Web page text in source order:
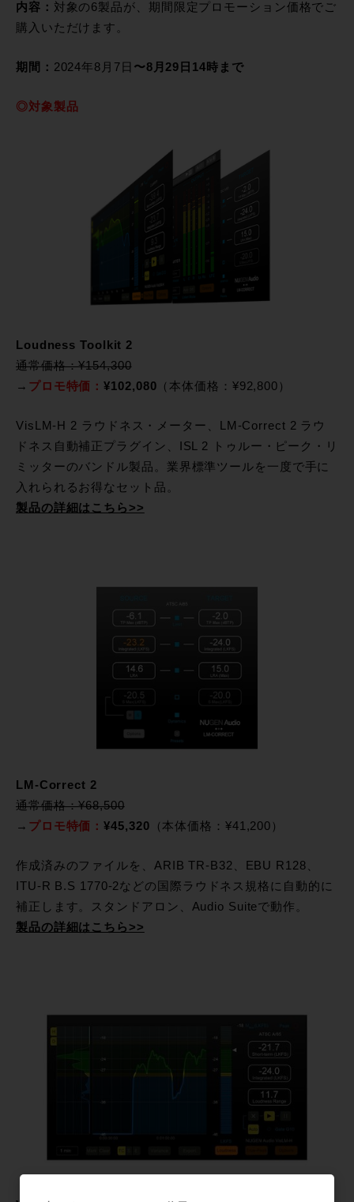
内容： 対象の6製品が、期間限定プロモーション価格でご
購入いただけます。
期間： 2024年8月7日 〜8月29日14時まで
◎対象製品
Loudness Toolkit 2
通常価格：¥154,300
→ プロモ特価：¥102,080 （本体価格：¥92,800）
VisLM-H 2 ラウドネス・メーター、LM-Correct 2 ラウ
ドネス自動補正プラグイン、ISL 2 トゥルー・ピーク・リ
ミッターのバンドル製品。業界標準ツールを一度で手に
入れられるお得なセット品。
製品の詳細はこちら>>
LM-Correct 2
通常価格：¥68,500
→ プロモ特価：¥45,320 （本体価格：¥41,200）
作成済みのファイルを、ARIB TR-B32、EBU R128、
ITU-R B.S 1770-2などの国際ラウドネス規格に自動的に
補正します。スタンドアロン、Audio Suiteで動作。
製品の詳細はこちら>>